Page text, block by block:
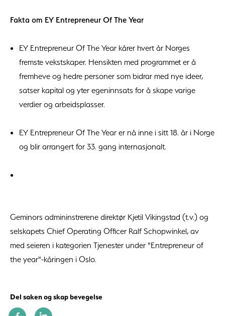
Fakta om EY Entrepreneur Of The Year
EY Entrepreneur Of The Year kårer hvert år Norges
fremste vekstskaper. Hensikten med programmet er å
fremheve og hedre personer som bidrar med nye ideer,
satser kapital og yter egeninnsats for å skape varige
verdier og arbeidsplasser.
EY Entrepreneur Of The Year er nå inne i sitt 18. år i Norge
og blir arrangert for 33. gang internasjonalt.
Geminors admininstrerene direktør Kjetil Vikingstad (t.v.) og
selskapets Chief Operating Officer Ralf Schopwinkel, av
med seieren i kategorien Tjenester under "Entrepreneur of
the year"-kåringen i Oslo.
Del saken og skap bevegelse